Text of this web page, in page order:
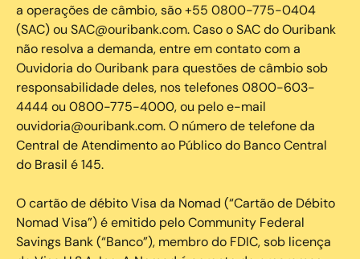
a operações de câmbio, são +55 0800-775-0404
(SAC) ou SAC@ouribank.com. Caso o SAC do Ouribank
não resolva a demanda, entre em contato com a
Ouvidoria do Ouribank para questões de câmbio sob
responsabilidade deles, nos telefones 0800-603-
4444 ou 0800-775-4000, ou pelo e-mail
ouvidoria@ouribank.com. O número de telefone da
Central de Atendimento ao Público do Banco Central
do Brasil é 145.
O cartão de débito Visa da Nomad (“Cartão de Débito
Nomad Visa”) é emitido pelo Community Federal
Savings Bank (“Banco”), membro do FDIC, sob licença